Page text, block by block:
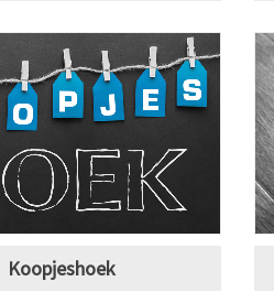
Koopjeshoek